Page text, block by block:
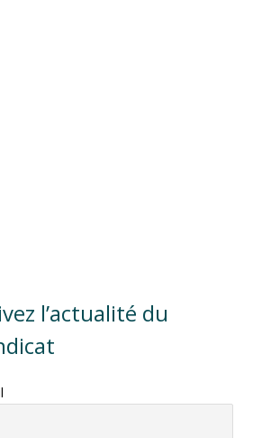
l’actualité du